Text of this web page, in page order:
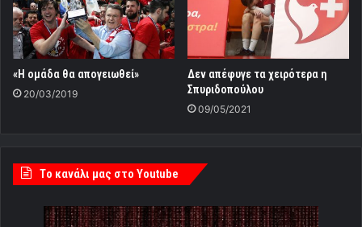
«Η ομάδα θα απογειωθεί»
20/03/2019
Δεν απέφυγε τα χειρότερα η
Σπυριδοπούλου
09/05/2021
Tο κανάλι μας στο Youtube